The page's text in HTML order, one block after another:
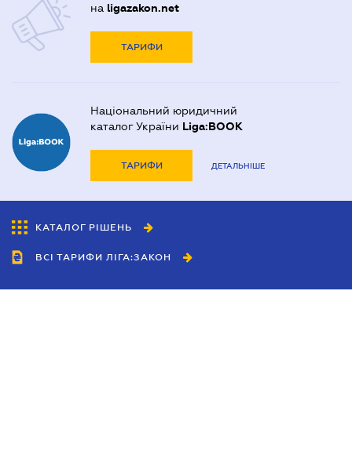
на ligazakon.net
ТАРИФИ
Національний юридичний
каталог України Liga:BOOK
ТАРИФИ ДЕТАЛЬНІШЕ
КАТАЛОГ РІШЕНЬ
ВСІ ТАРИФИ ЛІГА:ЗАКОН